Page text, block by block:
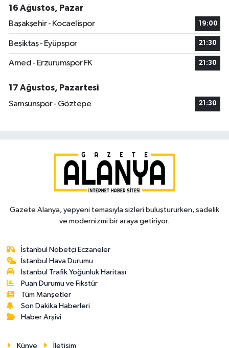
16 Ağustos, Pazar
Başakşehir - Kocaelispor
19:00
Beşiktaş - Eyüpspor 21:30
Amed - Erzurumspor FK 21:30
17 Ağustos, Pazartesi
Samsunspor - Göztepe
21:30
Gazete Alanya, yepyeni temasıyla sizleri buluştururken, sadelik
ve modernizmi bir araya getiriyor.
İstanbul Nöbetçi Eczaneler
İstanbul Hava Durumu
İstanbul Trafik Yoğunluk Haritası
Puan Durumu ve Fikstür
Tüm Manşetler
Son Dakika Haberleri
Haber Arşivi
Künye İletişim